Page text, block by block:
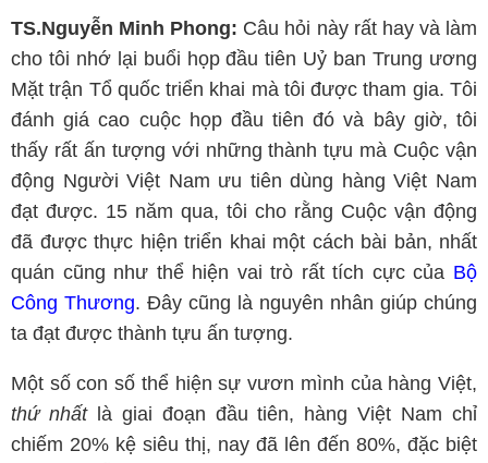
TS.Nguyễn Minh Phong: Câu hỏi này rất hay và làm
cho tôi nhớ lại buổi họp đầu tiên Uỷ ban Trung ương
Mặt trận Tổ quốc triển khai mà tôi được tham gia. Tôi
đánh giá cao cuộc họp đầu tiên đó và bây giờ, tôi
thấy rất ấn tượng với những thành tựu mà Cuộc vận
động Người Việt Nam ưu tiên dùng hàng Việt Nam
đạt được. 15 năm qua, tôi cho rằng Cuộc vận động
đã được thực hiện triển khai một cách bài bản, nhất
quán cũng như thể hiện vai trò rất tích cực của Bộ
Công Thương. Đây cũng là nguyên nhân giúp chúng
ta đạt được thành tựu ấn tượng.
Một số con số thể hiện sự vươn mình của hàng Việt,
thứ nhấtlà giai đoạn đầu tiên, hàng Việt Nam chỉ
chiếm 20% kệ siêu thị, nay đã lên đến 80%, đặc biệt